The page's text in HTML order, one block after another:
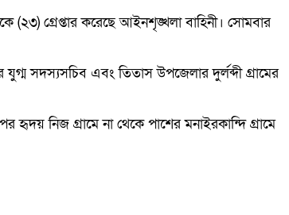
(২৩) গ্রেপ্তার করেছে আইনশৃঙ্খলা বাহিনী। সোমবার
যুগ্ম সদস্যসচিব এবং তিতাস উপজেলার দুর্লব্দী গ্রামের
হৃদয় নিজ গ্রামে না থেকে পাশের মনাইরকান্দি গ্রামে